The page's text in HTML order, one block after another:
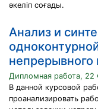
әкеліп соғады.
Анализ и
непрерывного
Дипломная работа, 22
В данной курсовой
проанализировать